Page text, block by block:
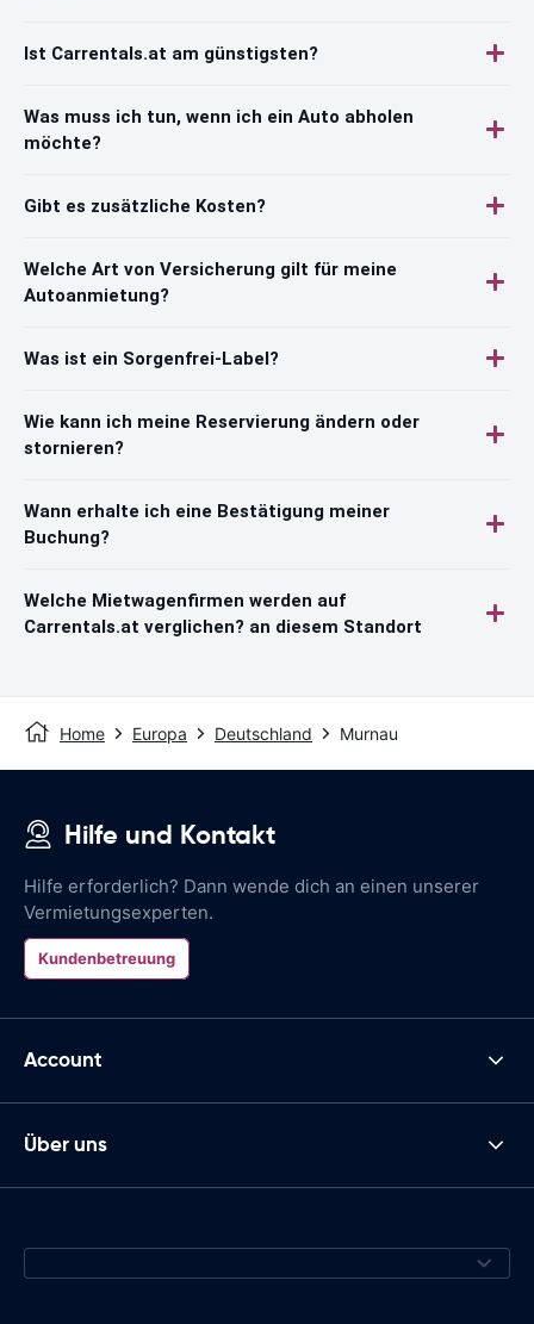
Ist Carrentals.at am günstigsten?
Was muss ich tun, wenn ich ein Auto abholen
möchte?
Gibt es zusätzliche Kosten?
Welche Art von Versicherung gilt für meine
Autoanmietung?
Was ist ein Sorgenfrei-Label?
Wie kann ich meine Reservierung ändern oder
stornieren?
Wann erhalte ich eine Bestätigung meiner
Buchung?
Welche Mietwagenfirmen werden auf
Carrentals.at verglichen? an diesem Standort
Home Europa Deutschland Murnau
Hilfe und Kontakt
Hilfe erforderlich? Dann wende dich an einen unserer
Vermietungsexperten.
Kundenbetreuung
Account
Über uns